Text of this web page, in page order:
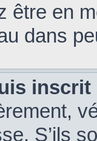
être en
dans
inscrit
S’ils